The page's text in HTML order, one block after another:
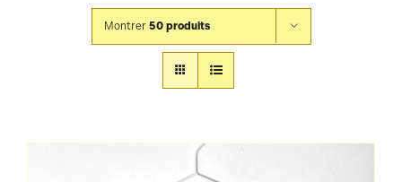
Montrer 50 produits